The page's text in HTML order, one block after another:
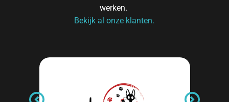
werken.
Bekijk al onze klanten.